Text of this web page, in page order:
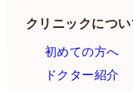
クリニックについ
初めての方へ
ドクター紹介